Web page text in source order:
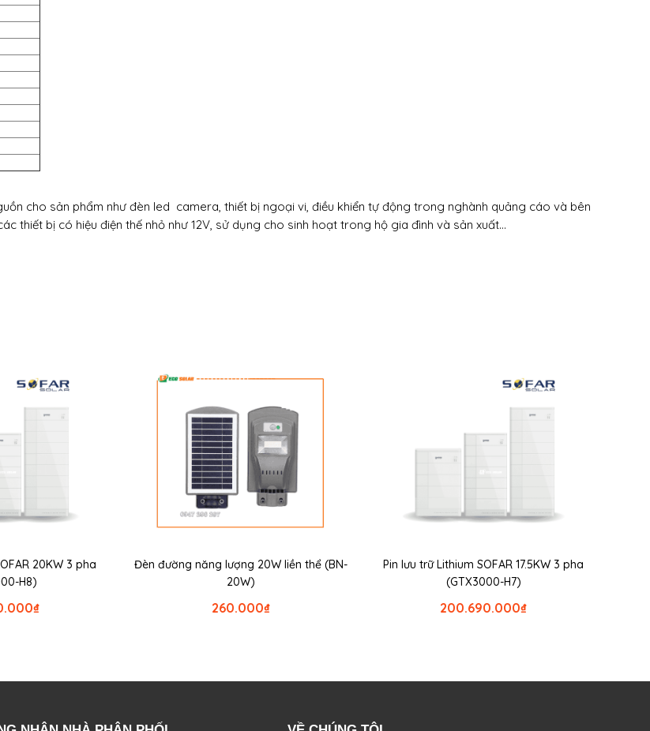
cho sản phẩm như đèn led camera, thiết bị ngoại vi, điều khiển tự động trong nghành quảng cáo và bên
thiết bị có hiệu điện thế nhỏ như 12V, sử dụng cho sinh hoạt trong hộ gia đình và sản xuất…
20KW 3 pha
H8)
₫
Đèn đường năng lượng 20W liền thể (BN-
20W)
₫
260.000
Pin lưu trữ Lithium SOFAR 17.5KW 3 pha
(GTX3000-H7)
₫
200.690.000